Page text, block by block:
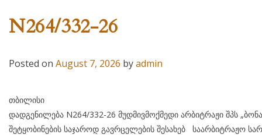
N264/332-26
Posted on August 7, 2026 byadmin
თბილისი 07
დადგენილება N264/332-26 მუდმივმოქმედი არბიტრაჟი შპს
შეტყობინების საჯაროდ გავრცელების შესახებ საარბიტრაჟო